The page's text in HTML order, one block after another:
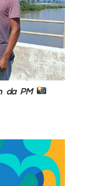
da PM